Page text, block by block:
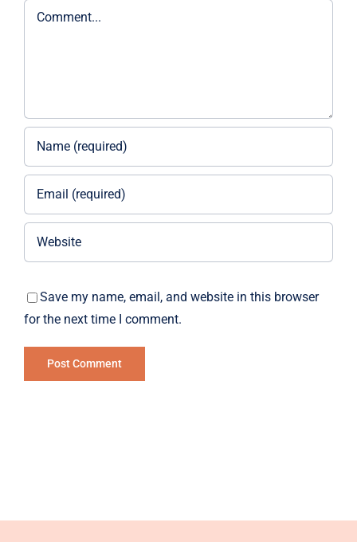
Comment
Save my name, email, and website in this browser
for the next time I comment.